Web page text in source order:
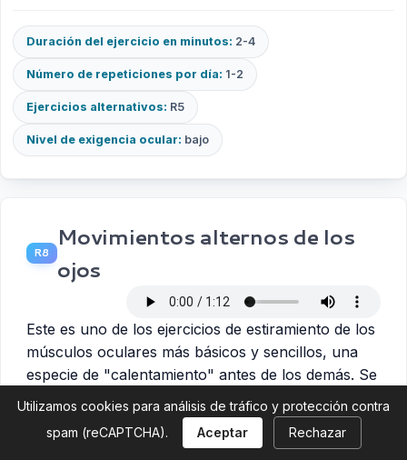
Duración del ejercicio en minutos: 2-4
Número de repeticiones por día: 1-2
Ejercicios alternativos: R5
Nivel de exigencia ocular: bajo
R8
Movimientos alternos de los
ojos
Este es uno de los ejercicios de estiramiento de los
músculos oculares más básicos y sencillos, una
especie de "calentamiento" antes de los demás. Se
puede hacer casi en cualquier lugar.
El ejercicio se puede hacer de pie o sentado.
Mueve los ojos arriba y abajo varias veces,
Utilizamos cookies para análisis de tráfico y protección contra
spam (reCAPTCHA).
Aceptar Rechazar